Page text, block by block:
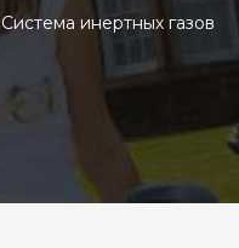
Система инертных газов